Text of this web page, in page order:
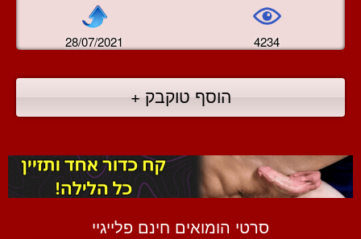
28/07/2021 4234
הוסף טוקבק +
סרטי הומואים חינם פלייגיי